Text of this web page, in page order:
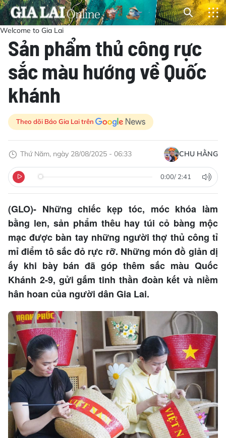
Welcome to Gia Lai
Sản phẩm thủ công rực
sắc màu hướng về Quốc
khánh
Theo dõi Báo Gia Lai trên
Thứ Năm, ngày 28/08/2025 - 06:33 CHU HẰNG
0:00/ 2:41
(GLO)- Những chiếc kẹp tóc, móc khóa làm
bằng len, sản phẩm thêu hay túi cỏ bàng mộc
mạc được bàn tay những người thợ thủ công tỉ
mỉ điểm tô sắc đỏ rực rỡ. Những món đồ giản dị
ấy khi bày bán đã góp thêm sắc màu Quốc
Khánh 2-9, gửi gắm tinh thần đoàn kết và niềm
hân hoan của người dân Gia Lai.